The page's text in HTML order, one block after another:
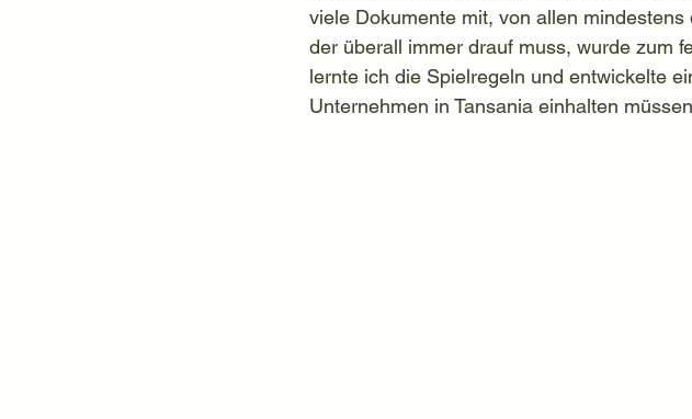
viele Dokumente mit, von allen
der überall immer drauf muss, wurde zum
lernte ich die Spielregeln und entwickelte
Unternehmen in Tansania einhalten